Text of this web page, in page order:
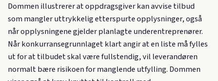
Dommen illustrerer at oppdragsgiver kan avvise tilbud
som mangler uttrykkelig etterspurte opplysninger, også
når opplysningene gjelder planlagte underentreprenører.
Når konkurransegrunnlaget klart angir at en liste må fylles
ut for at tilbudet skal være fullstendig, vil leverandøren
normalt bære risikoen for manglende utfylling. Dommen